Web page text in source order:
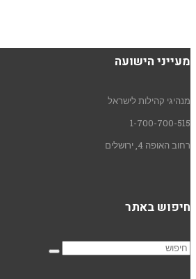
מעייני הישועה
מנהיגי קהילות לישראל
1-700-700-515
רחוב האופה 4, ירושלים
חיפוש באתר